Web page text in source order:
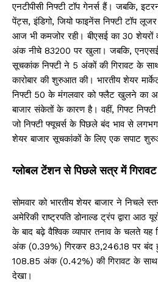
एनटीपीसी निफ्टी टॉप गेनर्स हैं। जबकि,
पेंट्स, इंडिगो, जियो फाइनेंस निफ्टी टॉप
आज भी कमजोर रही। बीएसई का 30 शेयरों
अंक नीचे 83200 पर खुला। जबकि, एनएसई
सूचकांक निफ्टी ने 5 अंकों की गिरावट के
कारोबार की शुरुआत की। भारतीय शेयर
निफ्टी 50 के मंगलवार को फ्लैट खुलने का
बाजार संकेतों के कारण है। वहीं, गिफ्ट
जो निफ्टी फ्यूचर्स के पिछले बंद भाव से
शेयर बाजार सूचकांकों के लिए एक सपाट
ग्लोबल टेंशन से पिछले सत्र में गिरावट
सोमवार को भारतीय शेयर बाजार ने निचले
अमेरिकी राष्ट्रपति डोनाल्ड ट्रंप द्वारा आठ
के बाद बढ़े वैश्विक व्यापार तनाव के चलते
अंक (0.39%) गिरकर 83,246.18 पर बंद
108.85 अंक (0.42%) की गिरावट के
देखा।